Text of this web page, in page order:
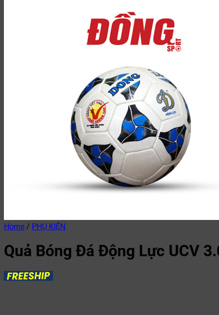
Home / PHỤ KIỆN
Quả Bóng Đá Động Lực UCV